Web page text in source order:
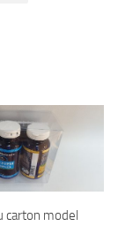
carton model